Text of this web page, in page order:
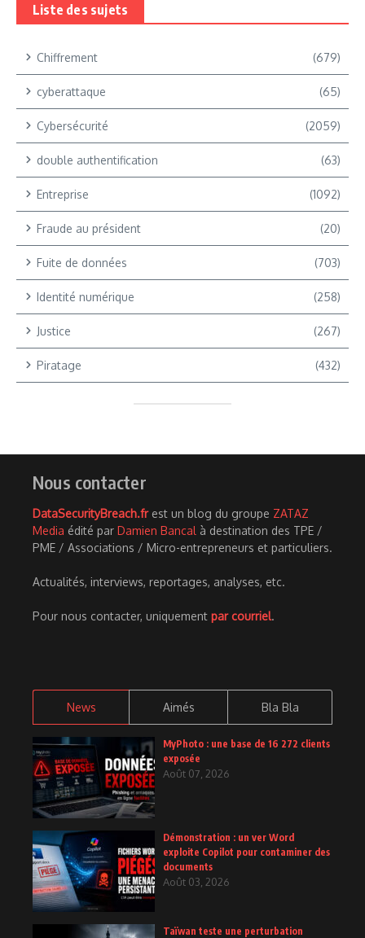
Liste des sujets
Chiffrement (679)
cyberattaque (65)
Cybersécurité (2059)
double authentification (63)
Entreprise (1092)
Fraude au président (20)
Fuite de données (703)
Identité numérique (258)
Justice (267)
Piratage (432)
Nous contacter
DataSecurityBreach.frest un blog du groupe ZATAZ
Media édité par Damien Bancal à destination des TPE /
PME / Associations / Micro-entrepreneurs et particuliers.
Actualités, interviews, reportages, analyses, etc.
Pour nous contacter, uniquement par courriel.
News Aimés Bla Bla
MyPhoto : une base de 16 272 clients
exposée
Août 07, 2026
Démonstration : un ver Word
exploite Copilot pour contaminer des
documents
Août 03, 2026
Taïwan teste une perturbation